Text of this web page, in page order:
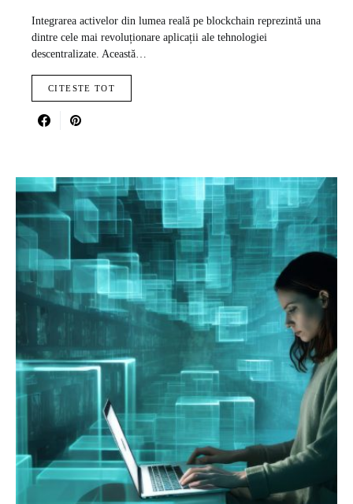
Integrarea activelor din lumea reală pe blockchain reprezintă una
dintre cele mai revoluționare aplicații ale tehnologiei
descentralizate. Această…
CITESTE TOT